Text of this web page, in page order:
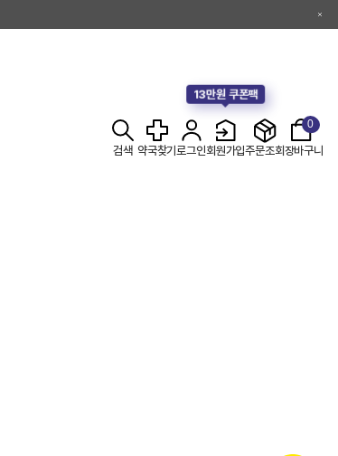
검색 약국찾기로그인
13만원 쿠폰팩
회원가입주문조회
0
장바구니